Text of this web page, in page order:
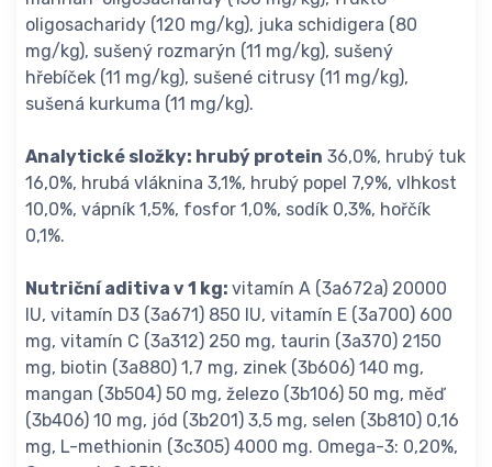
oligosacharidy (120 mg/kg), juka schidigera (80
mg/kg), sušený rozmarýn (11 mg/kg), sušený
hřebíček (11 mg/kg), sušené citrusy (11 mg/kg),
sušená kurkuma (11 mg/kg).
Analytické složky: hrubý protein 36,0%, hrubý tuk
16,0%, hrubá vláknina 3,1%, hrubý popel 7,9%, vlhkost
10,0%, vápník 1,5%, fosfor 1,0%, sodík 0,3%, hořčík
0,1%.
Nutriční aditiva v 1 kg: vitamín A (3a672a) 20000
IU, vitamín D3 (3a671) 850 IU, vitamín E (3a700) 600
mg, vitamín C (3a312) 250 mg, taurin (3a370) 2150
mg, biotin (3a880) 1,7 mg, zinek (3b606) 140 mg,
mangan (3b504) 50 mg, železo (3b106) 50 mg, měď
(3b406) 10 mg, jód (3b201) 3,5 mg, selen (3b810) 0,16
mg, L-methionin (3c305) 4000 mg. Omega-3: 0,20%,